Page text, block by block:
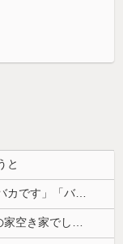
と
彫り師歴23年「タトゥー入れてる奴は99％バカです」「バカは5000円が好き」無断キャンセル、挨拶できない、金がない…客層をぶっちゃけ
実家でお留守番してたら警官が来訪、「この家空き家でしたよね？」と問いかけてくるが実際は30年ほど住んでおり……